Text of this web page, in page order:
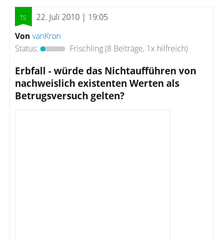
22. Juli 2010 | 19:05
Von vanKron
Status:
Frischling(8 Beiträge, 1x hilfreich)
Erbfall - würde das Nichtaufführen von
nachweislich existenten Werten als
Betrugsversuch gelten?